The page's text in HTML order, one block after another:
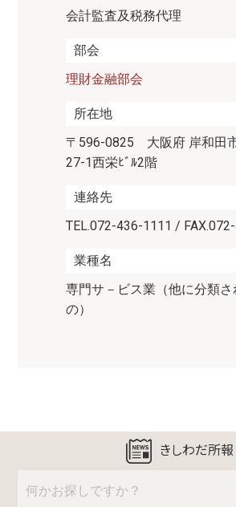
会計監査及税務代理
部会
理財金融部会
所在地
〒596-0825 大阪府 岸和田
27-1西栄ﾋﾞﾙ2階
連絡先
TEL.072-436-1111 /
業種名
専門サ－ビス業（他に分類さ
の）
きしわだ所報